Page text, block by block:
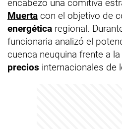
encabezó una comitiva
Muerta con el objetivo de
energética regional.
funcionaria analizó el
cuenca neuquina frente a
precios internacionales de